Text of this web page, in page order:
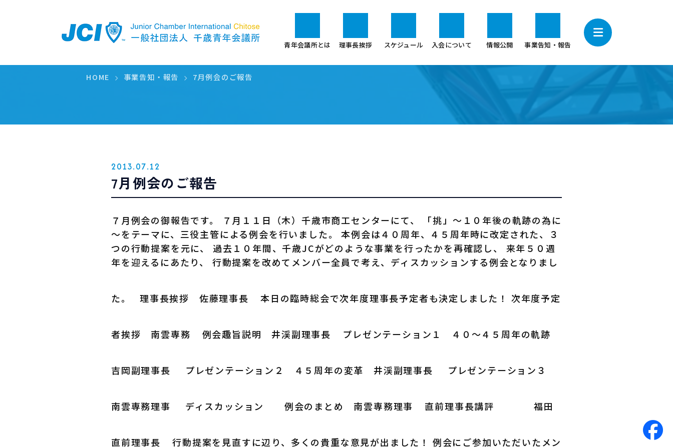
青年会議所とは 理事長挨拶 スケジュール 入会について 情報公開 事業告知・報告
PICKUP
HOME 事業告知・報告 7月例会のご報告
2013.07.12
7月例会のご報告
７月例会の御報告です。 ７月１１日（木）千歳市商工センターにて、 「挑」～１０年後の軌跡の為に
～をテーマに、三役主管による例会を行いました。 本例会は４０周年、４５周年時に改定された、３
つの行動提案を元に、 過去１０年間、千歳JCがどのような事業を行ったかを再確認し、 来年５０週
年を迎えるにあたり、 行動提案を改めてメンバー全員で考え、ディスカッションする例会となりまし
た。 理事長挨拶 佐藤理事長 本日の臨時総会で次年度理事長予定者も決定しました！ 次年度予定
者挨拶 南雲専務 例会趣旨説明 井渓副理事長 プレゼンテーション１ ４０～４５周年の軌跡
吉岡副理事長 プレゼンテーション２ ４５周年の変革 井渓副理事長 プレゼンテーション３
南雲専務理事 ディスカッション 例会のまとめ 南雲専務理事 直前理事長講評 福田
直前理事長
行動提案を見直すに辺り、多くの貴重な意見が出ました！ 例会にご参加いただいたメン